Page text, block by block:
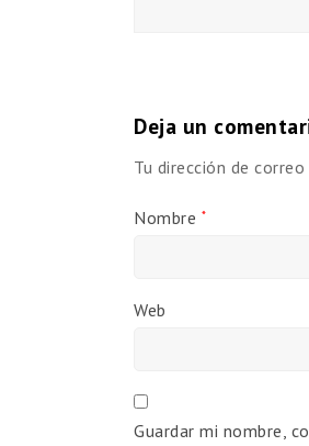
Deja un
Tu dirección de
Nombre *
Web
Guardar mi nombre,